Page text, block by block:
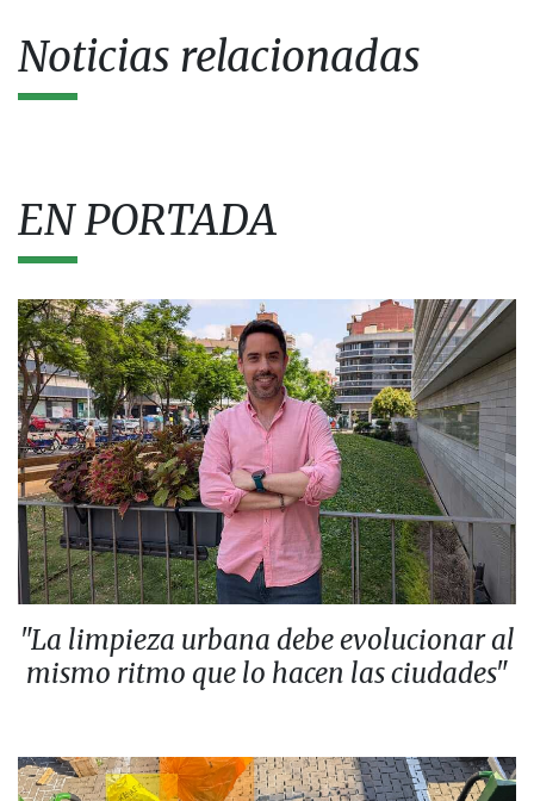
Noticias relacionadas
EN PORTADA
"La limpieza urbana debe evolucionar al
mismo ritmo que lo hacen las ciudades"